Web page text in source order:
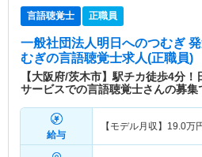
言語聴覚士 正職員
一般社団法人明日へのつむぎ
むぎの言語聴覚士求人(正職員)
【大阪府/茨木市】駅チカ徒歩4分
サービスでの言語聴覚士さんの募集
給与
【モデル月収】 19.0万